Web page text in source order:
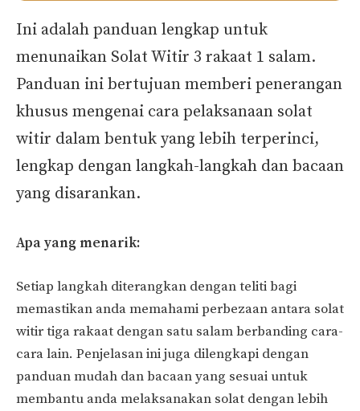
Ini adalah panduan lengkap untuk
menunaikan Solat Witir 3 rakaat 1 salam.
Panduan ini bertujuan memberi penerangan
khusus mengenai cara pelaksanaan solat
witir dalam bentuk yang lebih terperinci,
lengkap dengan langkah-langkah dan bacaan
yang disarankan.
Apa yang menarik:
Setiap langkah diterangkan dengan teliti bagi
memastikan anda memahami perbezaan antara solat
witir tiga rakaat dengan satu salam berbanding cara-
cara lain. Penjelasan ini juga dilengkapi dengan
panduan mudah dan bacaan yang sesuai untuk
membantu anda melaksanakan solat dengan lebih